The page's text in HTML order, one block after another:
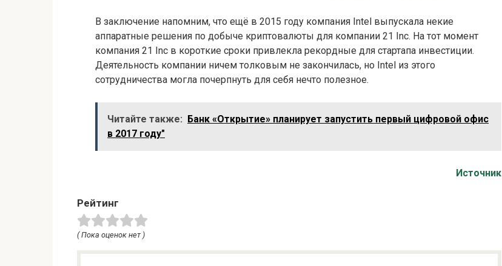
В заключение напомним, что ещё в 2015 году компания Intel выпускала некие
аппаратные решения по добыче криптовалюты для компании 21 Inc. На тот момент
компания 21 Inc в короткие сроки привлекла рекордные для стартапа инвестиции.
Деятельность компании ничем толковым не закончилась, но Intel из этого
сотрудничества могла почерпнуть для себя нечто полезное.
Читайте также: Банк «Открытие» планирует запустить первый цифровой офис
в 2017 году"
Источник
Рейтинг
( Пока оценок нет )